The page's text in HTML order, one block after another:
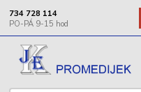
734 728 114